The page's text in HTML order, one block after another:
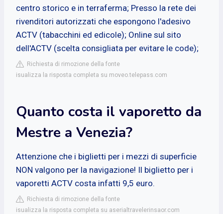
centro storico e in terraferma; Presso la rete dei
rivenditori autorizzati che espongono l'adesivo
ACTV (tabacchini ed edicole); Online sul sito
dell'ACTV (scelta consigliata per evitare le code);
Richiesta di rimozione della fonte
isualizza la risposta completa su moveo.telepass.com
Quanto costa il vaporetto da
Mestre a Venezia?
Attenzione che i biglietti per i mezzi di superficie
NON valgono per la navigazione! Il biglietto per i
vaporetti ACTV costa infatti 9,5 euro.
Richiesta di rimozione della fonte
isualizza la risposta completa su aserialtravelerinsaor.com